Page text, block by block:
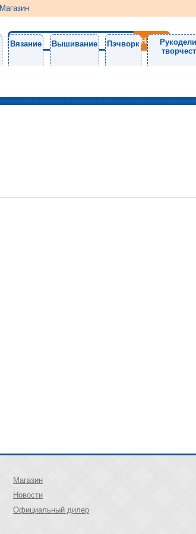
Магазин
Вязание Вышивание Пэчворк
Магазин
Новости
Официальный дилер